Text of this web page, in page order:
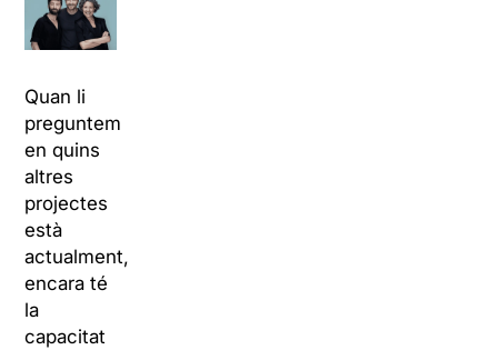
Quan li
preguntem
en quins
altres
projectes
està
actualment,
encara té
la
capacitat